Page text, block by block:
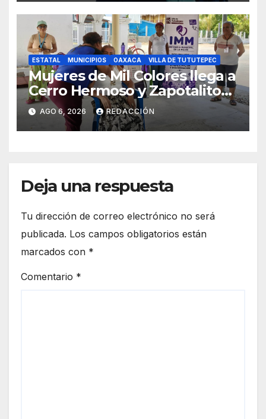
ESTATAL MUNICIPIOS OAXACA VILLA DE TUTUTEPEC
Mujeres de Mil Colores llega a
Cerro Hermoso y Zapotalito
para fortalecer redes de
apoyo y prevenir violencias
AGO 6, 2026 REDACCIÓN
Deja una respuesta
Tu dirección de correo electrónico no será
publicada. Los campos obligatorios están
marcados con *
Comentario *